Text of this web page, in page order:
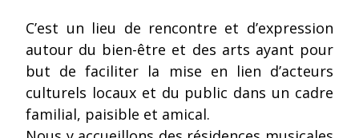
C’est un lieu de rencontre et d’expression
autour du bien-être et des arts ayant pour
but de faciliter la mise en lien d’acteurs
culturels locaux et du public dans un cadre
familial, paisible et amical.